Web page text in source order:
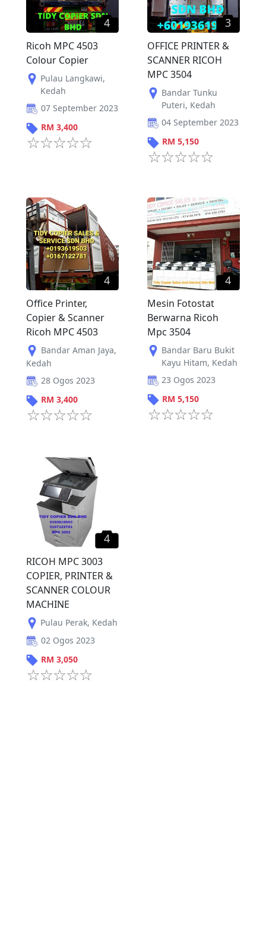
4
Ricoh MPC 4503
Colour Copier
Pulau Langkawi,
Kedah
07 September 2023
RM 3,400
3
OFFICE PRINTER &
SCANNER RICOH
MPC 3504
Bandar Tunku
Puteri, Kedah
04 September 2023
RM 5,150
4
Office Printer,
Copier & Scanner
Ricoh MPC 4503
Bandar Aman Jaya,
Kedah
28 Ogos 2023
RM 3,400
4
Mesin Fotostat
Berwarna Ricoh
Mpc 3504
Bandar Baru Bukit
Kayu Hitam, Kedah
23 Ogos 2023
RM 5,150
4
RICOH MPC 3003
COPIER, PRINTER &
SCANNER COLOUR
MACHINE
Pulau Perak, Kedah
02 Ogos 2023
RM 3,050